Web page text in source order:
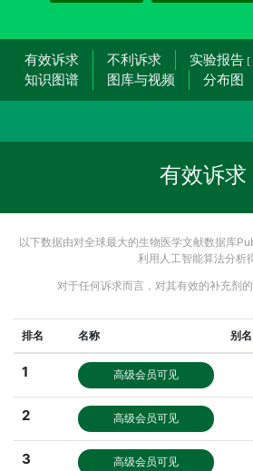
有效诉求 不利诉求 实验报告 [
知识图谱
图库与视频 分布图
有效诉求
以下数据由对全球最大的生物医学文献数据库
利用人工智能算法分析
对于任何诉求而言，对其有效的补充剂
排名 名称 别名
1 高级会员可见
2 高级会员可见
3 高级会员可见